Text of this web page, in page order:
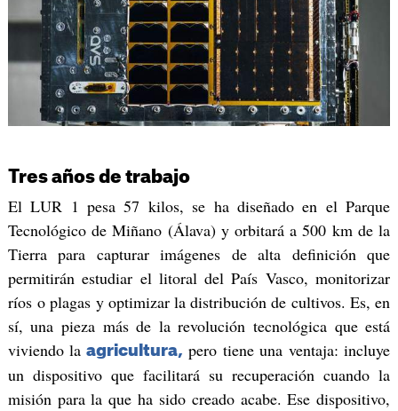
Tres años de trabajo
El LUR 1 pesa 57 kilos, se ha diseñado en el Parque
Tecnológico de Miñano (Álava) y orbitará a 500 km de la
Tierra para capturar imágenes de alta definición que
permitirán estudiar el litoral del País Vasco, monitorizar
ríos o plagas y optimizar la distribución de cultivos. Es, en
sí, una pieza más de la revolución tecnológica que está
viviendo la agricultura, pero tiene una ventaja: incluye
un dispositivo que facilitará su recuperación cuando la
misión para la que ha sido creado acabe. Ese dispositivo,